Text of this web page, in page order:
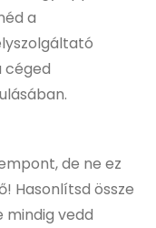
a
céged
de ne ez
Hasonlítsd össze
mindig vedd